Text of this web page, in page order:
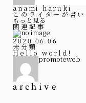
anami haruki
このライターが書
もっと見る
関連記事
2020.06.06
未分類
Hello world!
promoteweb
archive